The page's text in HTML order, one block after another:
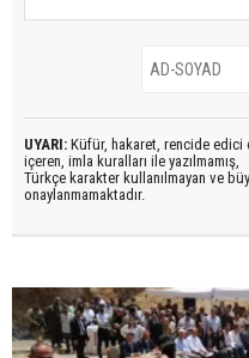
UYARI: Küfür, hakaret, rencide edici
içeren, imla kuralları ile yazılmamış,
Türkçe karakter kullanılmayan ve
onaylanmamaktadır.